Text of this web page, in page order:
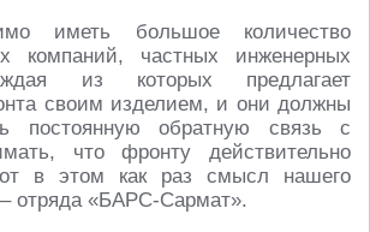
иметь большое количество
компаний, частных инженерных
из которых предлагает
своим изделием, и они должны
постоянную обратную связь с
что фронту действительно
в этом как раз смысл нашего
отряда «БАРС-Сармат».